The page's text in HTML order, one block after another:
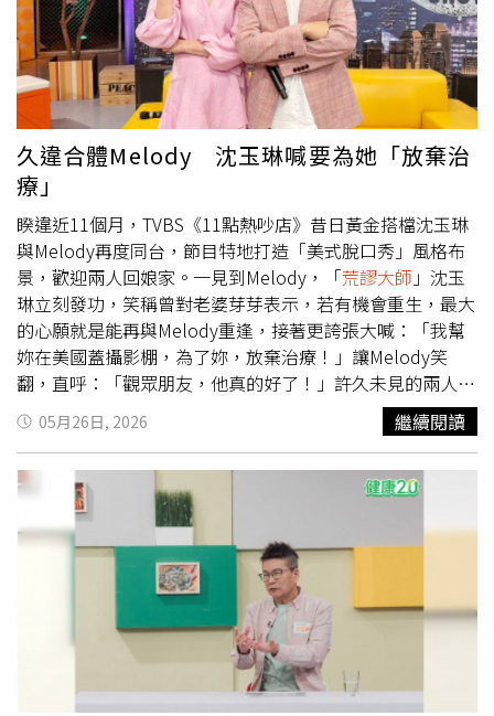
啦隊女神短今、林艾融兩位特助，先在新北市板橋慈惠宮開
工祈福，之後眾人轉往台北市西門町快閃，一起親手發放
200份親手炒的「糖炒栗子」回饋觀眾。中午11點31分，本
刊直擊沈玉琳、潘若迪、艾融3人搭車抵達西門町。為了躲
避中午大太陽，下車後沈玉琳隨即和一群工作人員躲在靠近
騎樓的遮陰處乘涼，只見他突然煙癮難耐，竟大剌剌地直接
在西門町捷運站6號出口附近，3度抽起加熱菸，完全無視該
處禁煙的規定。沈玉琳被本刊直擊竟在西門町捷運站6號出
口附近的陰涼處，3度抽加熱菸，身旁還圍著一群工作人
員。（圖／本刊攝影組）日前臺北市衛生局已正式公告，西
門町商圈自6月1日為除吸菸區外，不得吸菸；區域包括東至
中華路1段、西至西寧南路、南至成都路、北至漢口街2段所
圍之平面區域（含邊界之騎樓及人行道）未設吸菸區者，全
面禁止吸菸。若於禁菸區吸菸，依《菸害防制法》可處新台
幣2000元至1萬元罰鍰。沈玉琳和潘若迪、艾融一起拿著印
有節目QR Code的板子沿街向民眾介紹新節目。（圖／本刊
攝影組）稍事休息後，沈玉琳與潘若迪、艾融一起拿著印有
節目QR Code的板子沿街向民眾介紹新節目。錄製完該段落
後，3人便乘車離開西門町，前往華陰街一家咖啡廳休息。
而另一組的馬力歐和短今也在不久後乘車抵達，下午2時再
度返回西門町繼續錄影。對於被拍到抽菸，沈玉琳僅低調回
應「會注意改進」。 《時報周刊CTWANT》提醒您：吸菸
有害健康、吸菸害人害己。台北市西門町商圈6月1日起全面
禁菸，並設置指定吸菸區，違者最高開罰1萬元。（圖／報
系資料照）。
久違合體Melody 沈玉琳喊要為她「放棄治
療」
睽違近11個月，TVBS《11點熱吵店》昔日黃金搭檔沈玉琳
與Melody再度同台，節目特地打造「美式脫口秀」風格布
景，歡迎兩人回娘家。一見到Melody，「荒謬大師 」沈玉
琳立刻發功，笑稱曾對老婆芽芽表示，若有機會重生，最大
的心願就是能再與Melody重逢，接著更誇張大喊：「我幫
妳在美國蓋攝影棚，為了妳，放棄治療！」讓Melody笑
翻，直呼：「觀眾朋友，他真的好了！」許久未見的兩人一
開口便停不下來。沈玉琳笑說，自從去年搭檔離開節目後，
自己就突然生病；Melody立刻接話：「離開節目，我也發
生很多事情啊！」沈玉琳好奇她這一年都在忙什麼，
Melody甜回：「我就在等今天啊！」沒想到沈玉琳秒虧：
「那你蠻廢的耶！」熟悉的鬥嘴節奏，讓現場笑聲不斷。一
旁的阿Ken見狀，開玩笑對唐綺陽說：「會不會這是在試水
溫，他們又要合作？」唐綺陽笑回：「那這裡留給他們，我
們去開新節目。」甚至當場約定要組成「KenKen唐唐
秀」，幽默互動再度炒熱現場氣氛。被問到未來是否還有機
會合體主持，Melody毫不猶豫表示：「我沒問題，只要時
間允許。」她坦言，當初離開節目，是因為考量兩個孩子就
學，需要頻繁往返美國，不希望影響節目錄影進度，才忍痛
05月26日, 2026 繼續閱讀